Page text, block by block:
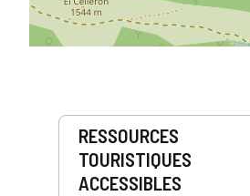
Prestations
RESSOURCES
TOURISTIQUES
ACCESSIBLES